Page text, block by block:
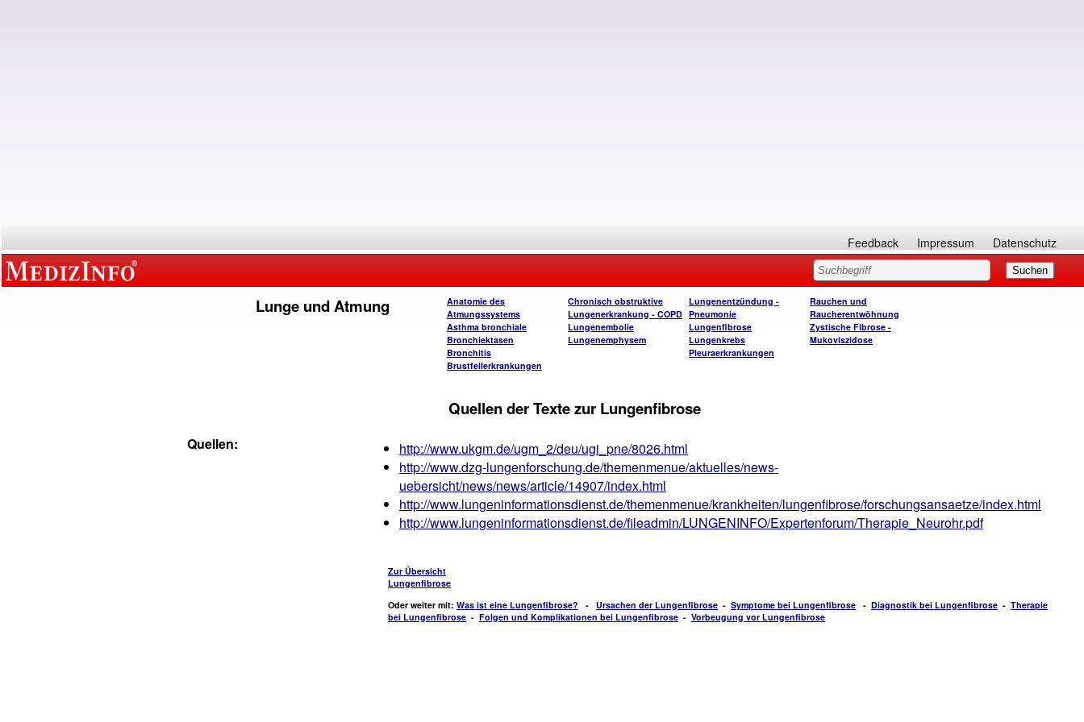
Feedback Impressum Datenschutz
Lunge und Atmung
Anatomie des
Atmungssystems
Asthma bronchiale
Bronchiektasen
Bronchitis
Brustfellerkrankungen
Chronisch obstruktive
Lungenerkrankung - COPD
Lungenembolie
Lungenemphysem
Lungenentzündung -
Pneumonie
Lungenfibrose
Lungenkrebs
Pleuraerkrankungen
Rauchen und
Raucherentwöhnung
Zystische Fibrose -
Mukoviszidose
Quellen der Texte zur Lungenfibrose
Quellen:
http://www.ukgm.de/ugm_2/deu/ugi_pne/8026.html
http://www.dzg-lungenforschung.de/themenmenue/aktuelles/news-
uebersicht/news/news/article/14907/index.html
http://www.lungeninformationsdienst.de/themenmenue/krankheiten/lungenfibrose/forschungsansaetze/index.html
http://www.lungeninformationsdienst.de/fileadmin/LUNGENINFO/Expertenforum/Therapie_Neurohr.pdf
Zur Übersicht
Lungenfibrose
Oder weiter mit: Was ist eine Lungenfibrose? - Ursachen der Lungenfibrose - Symptome bei Lungenfibrose - Diagnostik bei Lungenfibrose - Therapie
bei Lungenfibrose - Folgen und Komplikationen bei Lungenfibrose - Vorbeugung vor Lungenfibrose